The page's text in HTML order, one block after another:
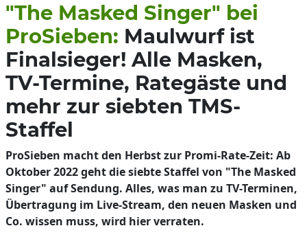
"The Masked Singer" bei
ProSieben: Maulwurf ist
Finalsieger! Alle Masken,
TV-Termine, Rategäste und
mehr zur siebten TMS-
Staffel
ProSieben macht den Herbst zur Promi-Rate-Zeit: Ab
Oktober 2022 geht die siebte Staffel von "The Masked
Singer" auf Sendung. Alles, was man zu TV-Terminen,
Übertragung im Live-Stream, den neuen Masken und
Co. wissen muss, wird hier verraten.